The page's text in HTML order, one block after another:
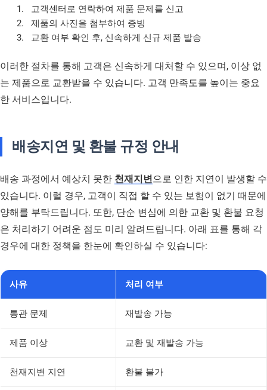
고객센터로 연락하여 제품 문제를 신고
제품의 사진을 첨부하여 증빙
교환 여부 확인 후, 신속하게 신규 제품 발송
이러한 절차를 통해 고객은 신속하게 대처할 수 있으며, 이상 없
는 제품으로 교환받을 수 있습니다. 고객 만족도를 높이는 중요
한 서비스입니다.
배송지연 및 환불 규정 안내
배송 과정에서 예상치 못한 천재지변으로 인한 지연이 발생할 수
있습니다. 이럴 경우, 고객이 직접 할 수 있는 보험이 없기 때문에
양해를 부탁드립니다. 또한, 단순 변심에 의한 교환 및 환불 요청
은 처리하기 어려운 점도 미리 알려드립니다. 아래 표를 통해 각
경우에 대한 정책을 한눈에 확인하실 수 있습니다:
사유 처리 여부
통관 문제 재발송 가능
제품 이상 교환 및 재발송 가능
천재지변 지연 환불 불가